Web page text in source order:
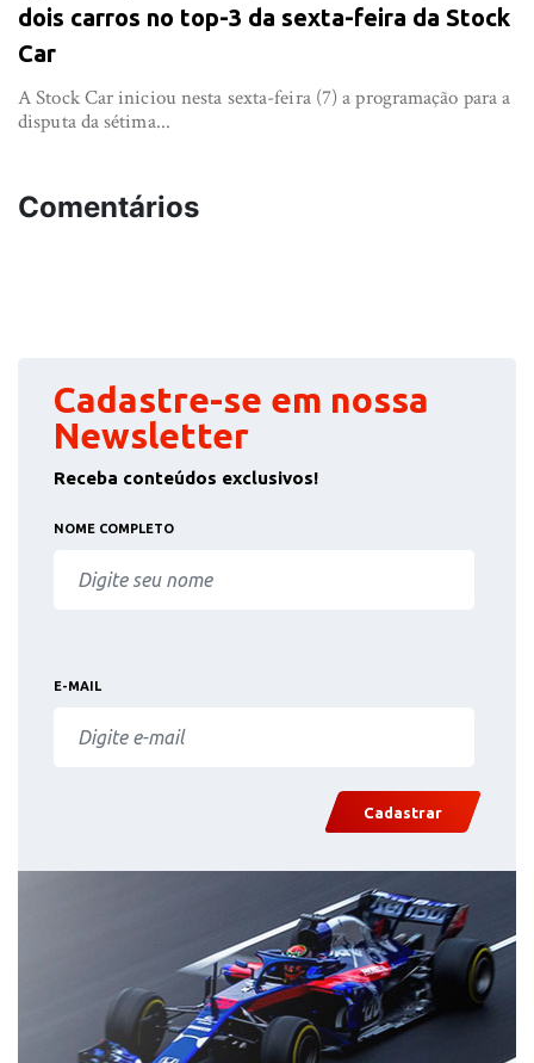
dois carros no top-3 da sexta-feira da Stock
Car
A Stock Car iniciou nesta sexta-feira (7) a programação para a
disputa da sétima...
Comentários
Cadastre-se em nossa
Newsletter
Receba conteúdos exclusivos!
NOME COMPLETO
E-MAIL
Cadastrar